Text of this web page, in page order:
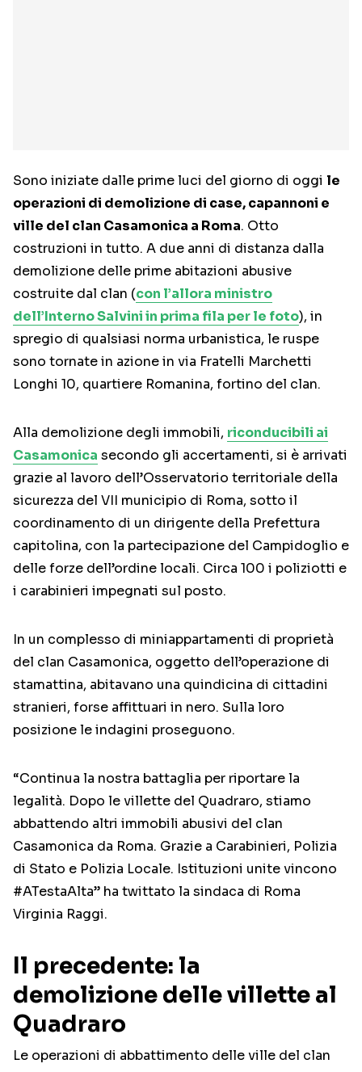
Sono iniziate dalle prime luci del giorno di oggi le
operazioni di demolizione di case, capannoni e
ville del clan Casamonica a Roma. Otto
costruzioni in tutto. A due anni di distanza dalla
demolizione delle prime abitazioni abusive
costruite dal clan (con l’allora ministro
dell’Interno Salvini in prima fila per le foto), in
spregio di qualsiasi norma urbanistica, le ruspe
sono tornate in azione in via Fratelli Marchetti
Longhi 10, quartiere Romanina, fortino del clan.
Alla demolizione degli immobili, riconducibili ai
Casamonica secondo gli accertamenti, si è arrivati
grazie al lavoro dell’Osservatorio territoriale della
sicurezza del VII municipio di Roma, sotto il
coordinamento di un dirigente della Prefettura
capitolina, con la partecipazione del Campidoglio e
delle forze dell’ordine locali. Circa 100 i poliziotti e
i carabinieri impegnati sul posto.
In un complesso di miniappartamenti di proprietà
del clan Casamonica, oggetto dell’operazione di
stamattina, abitavano una quindicina di cittadini
stranieri, forse affittuari in nero. Sulla loro
posizione le indagini proseguono.
“Continua la nostra battaglia per riportare la
legalità. Dopo le villette del Quadraro, stiamo
abbattendo altri immobili abusivi del clan
Casamonica da Roma. Grazie a Carabinieri, Polizia
di Stato e Polizia Locale. Istituzioni unite vincono
#ATestaAlta” ha twittato la sindaca di Roma
Virginia Raggi.
Il precedente: la
demolizione delle villette al
Quadraro
Le operazioni di abbattimento delle ville del clan